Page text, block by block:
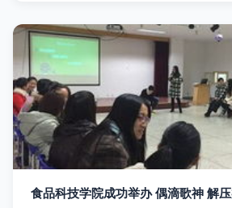
食品科技学院成功举办 偶滴歌神 解